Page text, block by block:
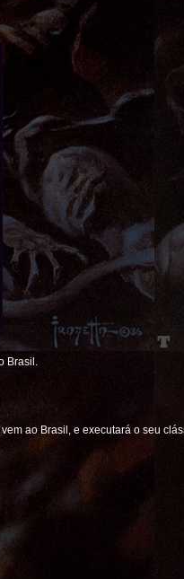
Brasil.
ao Brasil, e executará o seu